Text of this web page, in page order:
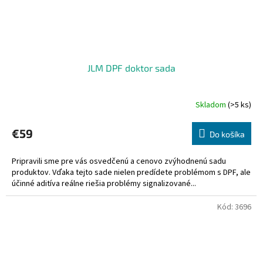
JLM DPF doktor sada
Skladom (>5 ks)
€59 Do košíka
Pripravili sme pre vás osvedčenú a cenovo zvýhodnenú sadu
produktov. Vďaka tejto sade nielen predídete problémom s DPF, ale
účinné aditíva reálne riešia problémy signalizované...
Kód: 3696